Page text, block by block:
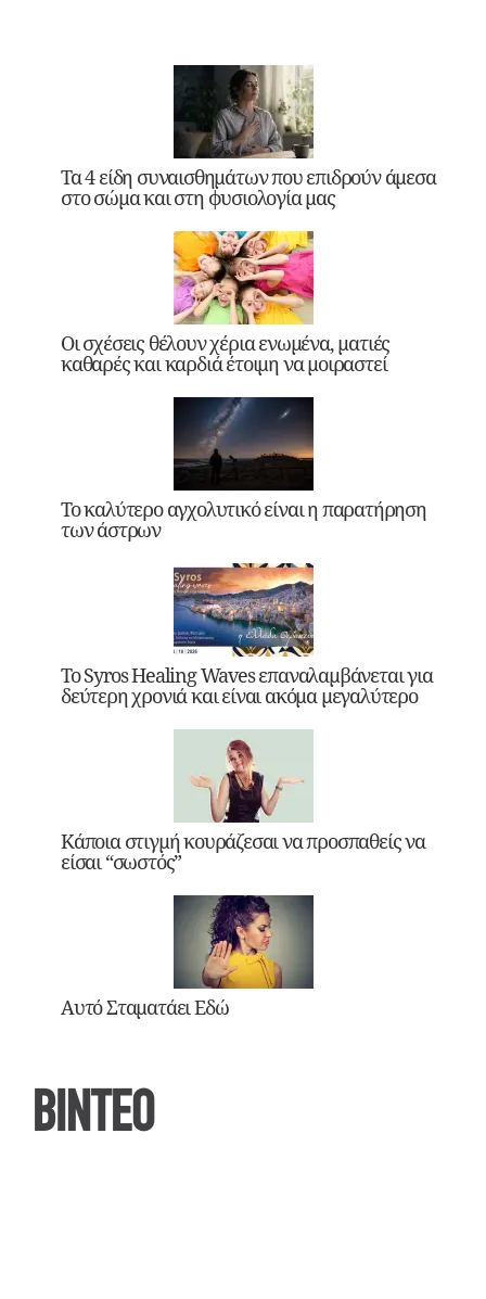
Τα 4 είδη συναισθημάτων που επιδρούν άμεσα
στο σώμα και στη φυσιολογία μας
Οι σχέσεις θέλουν χέρια ενωμένα, ματιές
καθαρές και καρδιά έτοιμη να μοιραστεί
Το καλύτερο αγχολυτικό είναι η παρατήρηση
των άστρων
Το Syros Healing Waves επαναλαμβάνεται για
δεύτερη χρονιά και είναι ακόμα μεγαλύτερο
Κάποια στιγμή κουράζεσαι να προσπαθείς να
είσαι “σωστός”
Αυτό Σταματάει Εδώ
ΒΙΝΤΕΟ